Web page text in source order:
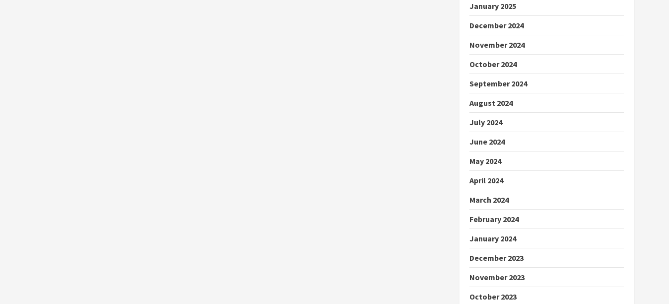
January 2025
December 2024
November 2024
October 2024
September 2024
August 2024
July 2024
June 2024
May 2024
April 2024
March 2024
February 2024
January 2024
December 2023
November 2023
October 2023